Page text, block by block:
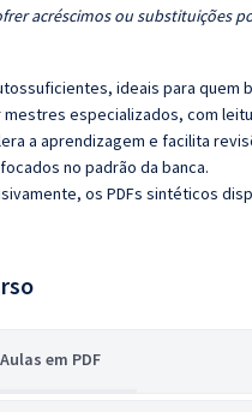
acréscimos ou substituições
ideais para
especializados, com
a aprendizagem e facilita
no padrão da banca.
os PDFs sintéticos
Aulas em PDF